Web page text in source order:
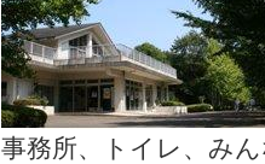
事務所、トイレ、み